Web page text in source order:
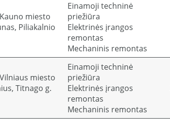
miesto
Piliakalnio
Einamoji techninė
priežiūra
Elektrinės įrangos
remontas
Mechaninis remontas
miesto
Titnago g.
Einamoji techninė
priežiūra
Elektrinės įrangos
remontas
Mechaninis remontas